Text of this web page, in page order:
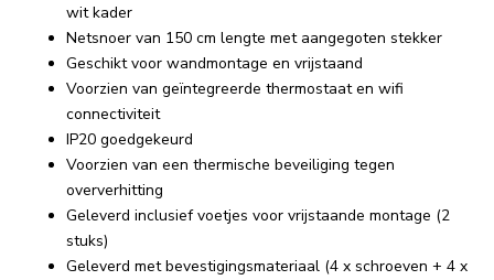
wit kader
Netsnoer van 150 cm lengte met aangegoten stekker
Geschikt voor wandmontage en vrijstaand
Voorzien van geïntegreerde thermostaat en wifi
connectiviteit
IP20 goedgekeurd
Voorzien van een thermische beveiliging tegen
oververhitting
Geleverd inclusief voetjes voor vrijstaande montage (2
stuks)
Geleverd met bevestigingsmateriaal (4 x schroeven + 4 x